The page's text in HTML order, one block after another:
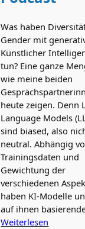
Was haben
Gender mit
Künstlicher
tun? Eine ganze
wie meine beiden
heute zeigen. Denn
Language Models
sind biased, also
neutral. Abhängig
Trainingsdaten und
Gewichtung der
verschiedenen
haben KI‑Modelle
auf ihnen
Weiterlesen